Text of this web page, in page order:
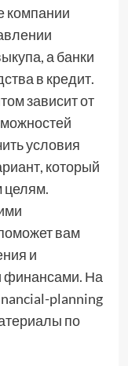
компании
а банки
в кредит.
зависит от
условия
который
целям.
вам
и
финансами. На
planning
по